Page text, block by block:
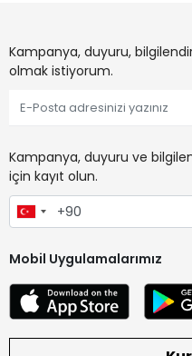
Kampanya, duyuru,
olmak istiyorum.
Kampanya, duyuru ve
için kayıt olun.
Mobil Uygulamalarımız